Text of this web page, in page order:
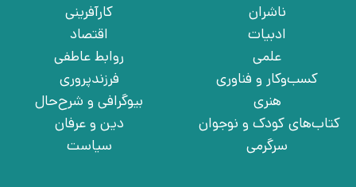
ناشران
ادبیات
علمی
کسب‌وکار و فناوری
هنری
کتاب‌های کودک و نوجوان
سرگرمی
کارآفرینی
اقتصاد
روابط عاطفی
فرزندپروری
بیوگرافی و شرح‌حال
دین و عرفان
سیاست